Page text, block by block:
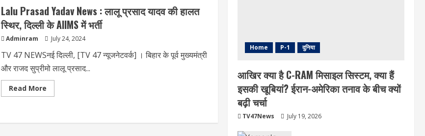
चौबे
ने
क्यों
लिया
से
?
Lalu Prasad Yadav News : लालू प्रसाद यादव की हालत
स्थिर, दिल्ली के AIIMS में भर्ती
Adminram July 24, 2024
TV 47 NEWSनई दिल्ली, [TV 47 न्यूजनेटवर्क] । बिहार के पूर्व मुख्यमंत्री
और राजद सुप्रीमो लालू प्रसाद...
Read MoreRead
more
Yadav
Home P-1 दुनिया
आखिर क्या है C-RAM मिसाइल सिस्टम, क्या हैं
इसकी खूबियां? ईरान-अमेरिका तनाव के बीच क्यों
बढ़ी चर्चा
TV47News July 19, 2026